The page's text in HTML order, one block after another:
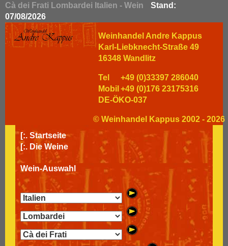
Cà dei Frati Lombardei Italien - Wein
Stand:
07/08/2026
Weinhandel Andre Kappus
Karl-Liebknecht-Straße 49
16348 Wandlitz
Tel
+49 (0)33397 286040
Mobil +49 (0)176 23175316
DE-ÖKO-037
© Weinhandel Kappus 2002 - 2026
[:. Startseite
[:. Die Weine
Wein-Auswahl